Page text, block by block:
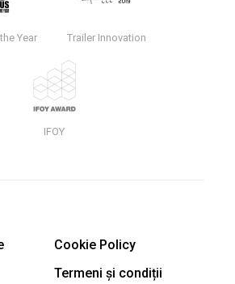
Year Trailer Innovation
IFOY
Cookie Policy
Termeni și condiții